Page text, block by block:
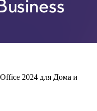
2024 для Дома и